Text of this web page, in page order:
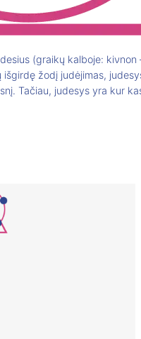
(graikų kalboje:
žodį judėjimas,
Tačiau, judesys yra kur